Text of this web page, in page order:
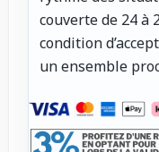
couverte de 24 à
condition
un ensemble